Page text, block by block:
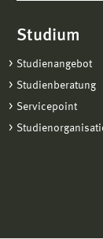
Studium
Studienangebot
Studienberatung
Servicepoint